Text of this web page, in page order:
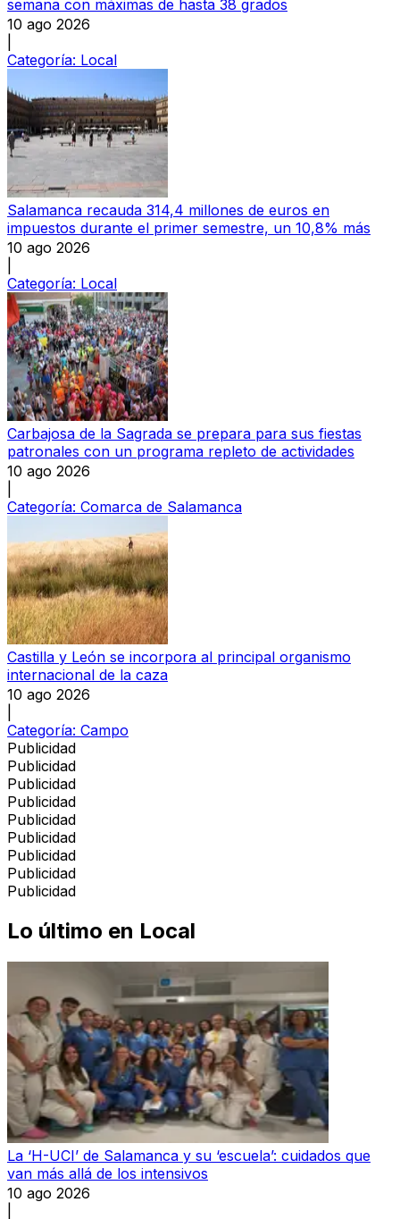
semana con máximas de hasta 38 grados
10 ago 2026
Categoría: Local
Salamanca recauda 314,4 millones de euros en
impuestos durante el primer semestre, un 10,8% más
10 ago 2026
Categoría: Local
Carbajosa de la Sagrada se prepara para sus fiestas
patronales con un programa repleto de actividades
10 ago 2026
Categoría: Comarca de Salamanca
Castilla y León se incorpora al principal organismo
internacional de la caza
10 ago 2026
Categoría: Campo
Publicidad
Publicidad
Publicidad
Publicidad
Publicidad
Publicidad
Publicidad
Publicidad
Publicidad
Lo último en Local
La ‘H-UCI’ de Salamanca y su ‘escuela’: cuidados que
van más allá de los intensivos
10 ago 2026